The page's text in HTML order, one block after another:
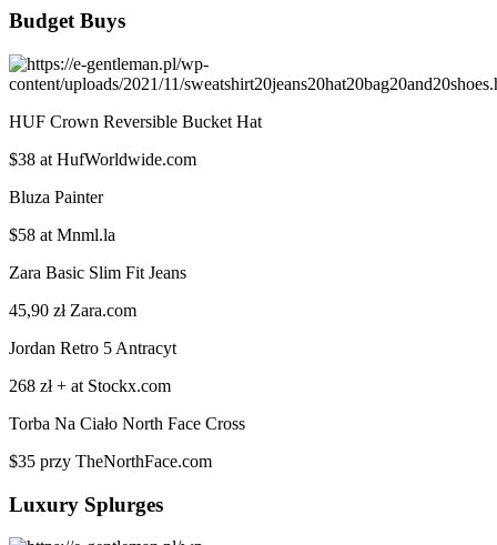
Budget Buys
HUF Crown Reversible Bucket Hat
$38 at HufWorldwide.com
Bluza Painter
$58 at Mnml.la
Zara Basic Slim Fit Jeans
45,90 zł Zara.com
Jordan Retro 5 Antracyt
268 zł + at Stockx.com
Torba Na Ciało North Face Cross
$35 przy TheNorthFace.com
Luxury Splurges